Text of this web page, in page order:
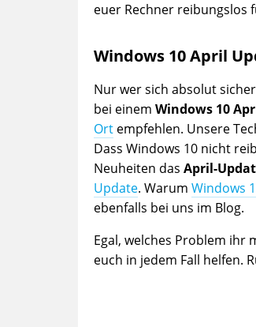
euer Rechner reibungslos
Windows 10 April
Nur wer sich absolut
bei einem Windows 10
Ortempfehlen. Unsere
Dass Windows 10 nicht
Neuheiten das April-
Update. Warum Windows
ebenfalls bei uns im Blog.
Egal, welches Problem ihr
euch in jedem Fall helfen.